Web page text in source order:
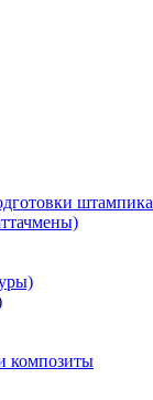
штампика
композиты